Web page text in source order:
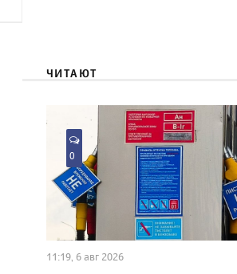
ЧИТАЮТ
0
11:19, 6 авг 2026